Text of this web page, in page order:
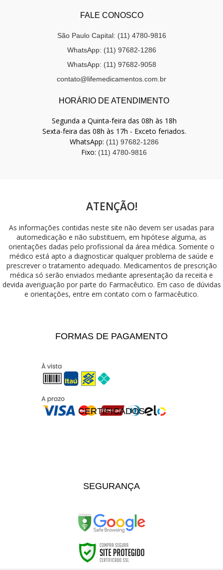
FALE CONOSCO
São Paulo Capital: (11) 4780-9816
WhatsApp: (11) 97682-1286
WhatsApp: (11) 97682-9058
contato@lifemedicamentos.com.br
HORÁRIO DE ATENDIMENTO
Segunda a Quinta-feira das 08h às 18h
Sexta-feira das 08h às 17h - Exceto feriados.
WhatsApp: (11) 97682-1286
Fixo: (11) 4780-9816
ATENÇÃO!
As informações contidas neste site não devem ser usadas para
automedicação e não substituem, em hipótese alguma, as
orientações dadas pelo profissional da área médica. Somente o
médico está apto a diagnosticar qualquer problema de saúde e
prescrever o tratamento adequado. Medicamentos de prescrição
médica só serão enviados mediante apresentação da receita e
devida averiguação por parte do Farmacêutico. Em caso de dúvidas
e orientações, entre em contato com o farmacêutico.
FORMAS DE PAGAMENTO
CERTIFICADOS
SEGURANÇA